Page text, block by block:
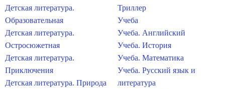
Детская литература.
Образовательная
Детская литература.
Остросюжетная
Детская литература.
Приключения
Детская литература. Природа
Триллер
Учеба
Учеба. Английский
Учеба. История
Учеба. Математика
Учеба. Русский язык и
литература